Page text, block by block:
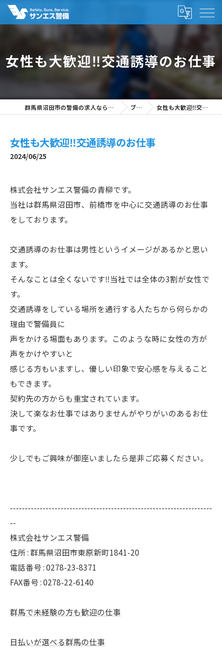
女性も大歓迎‼交通誘導のお仕事
群馬県沼田市の警備の求人なら株式会社サンエス警備 ブログ 女性も大歓迎‼交通誘導のお仕事
女性も大歓迎‼交通誘導のお仕事
2024/06/25
株式会社サンエス警備の青柳です。
当社は群馬県沼田市、前橋市を中心に交通誘導のお仕事
をしております。
交通誘導のお仕事は男性というイメージがあるかと思い
ます。
そんなことは全くないです‼当社では全体の3割が女性で
す。
交通誘導をしている場所を通行する人たちから何らかの
理由で警備員に
声をかける場面もあります。このような時に女性の方が
声をかけやすいと
感じる方もいますし、優しい印象で安心感を与えること
もできます。
契約先の方からも重宝されています。
決して楽なお仕事ではありませんがやりがいのあるお仕
事です。
少しでもご興味が御座いましたら是非ご応募ください。
--------------------------------------------------------------------
--
株式会社サンエス警備
住所 : 群馬県沼田市東原新町1841-20
電話番号 : 0278-23-8371
FAX番号 : 0278-22-6140
群馬で未経験の方も歓迎の仕事
日払いが選べる群馬の仕事